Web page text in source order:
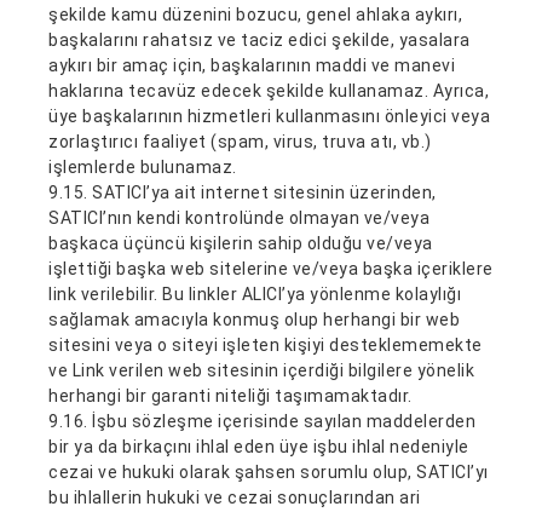
şekilde kamu düzenini bozucu, genel ahlaka aykırı,
başkalarını rahatsız ve taciz edici şekilde, yasalara
aykırı bir amaç için, başkalarının maddi ve manevi
haklarına tecavüz edecek şekilde kullanamaz. Ayrıca,
üye başkalarının hizmetleri kullanmasını önleyici veya
zorlaştırıcı faaliyet (spam, virus, truva atı, vb.)
işlemlerde bulunamaz.
9.15. SATICI’ya ait internet sitesinin üzerinden,
SATICI’nın kendi kontrolünde olmayan ve/veya
başkaca üçüncü kişilerin sahip olduğu ve/veya
işlettiği başka web sitelerine ve/veya başka içeriklere
link verilebilir. Bu linkler ALICI’ya yönlenme kolaylığı
sağlamak amacıyla konmuş olup herhangi bir web
sitesini veya o siteyi işleten kişiyi desteklememekte
ve Link verilen web sitesinin içerdiği bilgilere yönelik
herhangi bir garanti niteliği taşımamaktadır.
9.16. İşbu sözleşme içerisinde sayılan maddelerden
bir ya da birkaçını ihlal eden üye işbu ihlal nedeniyle
cezai ve hukuki olarak şahsen sorumlu olup, SATICI’yı
bu ihlallerin hukuki ve cezai sonuçlarından ari